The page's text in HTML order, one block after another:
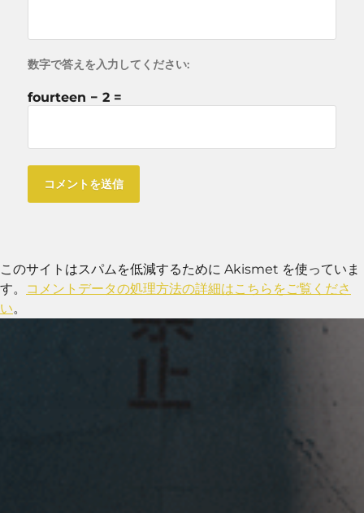
数字で答えを入力してください:
fourteen − 2 =
このサイトはスパムを低減するために Akismet を使っていま
す。
コメントデータの処理方法の詳細はこちらをご覧くださ
い。